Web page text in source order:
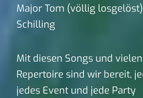
Major Tom (völlig
Schilling
Mit diesen Songs und
Repertoire sind wir bereit,
jedes Event und jede Party